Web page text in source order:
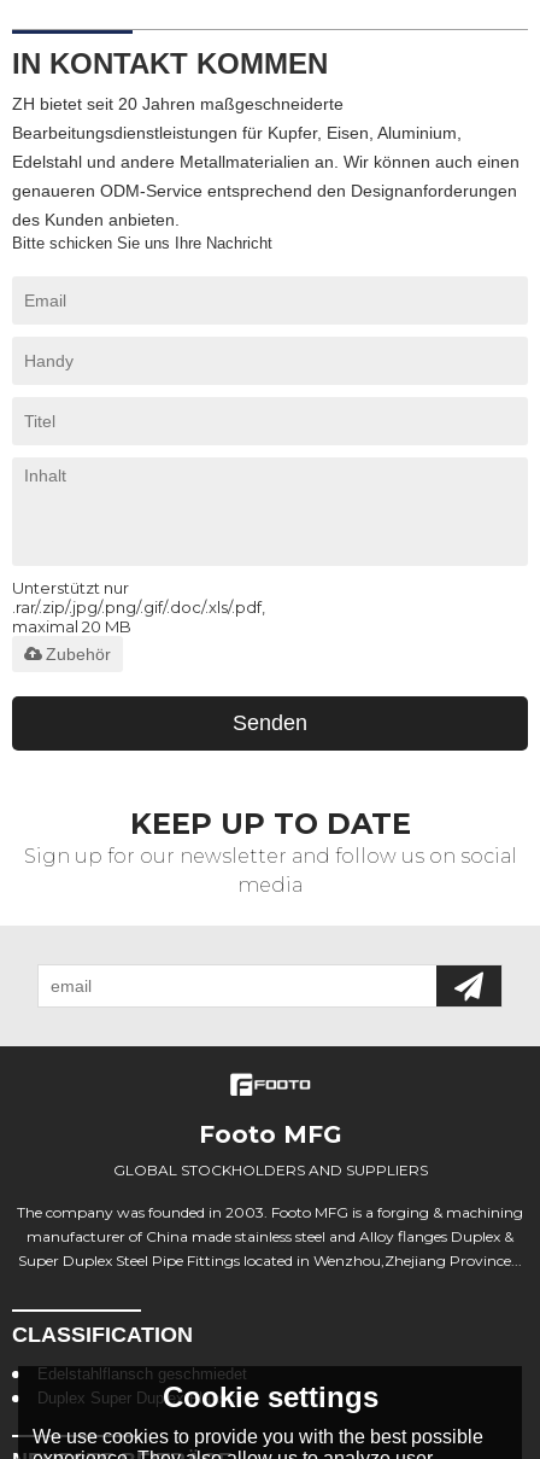
IN KONTAKT KOMMEN
ZH bietet seit 20 Jahren maßgeschneiderte
Bearbeitungsdienstleistungen für Kupfer, Eisen, Aluminium,
Edelstahl und andere Metallmaterialien an. Wir können auch einen
genaueren ODM-Service entsprechend den Designanforderungen
des Kunden anbieten.
Bitte schicken Sie uns Ihre Nachricht
Unterstützt nur
.rar/.zip/.jpg/.png/.gif/.doc/.xls/.pdf,
maximal 20 MB
Zubehör
Senden
KEEP UP TO DATE
Sign up for our newsletter and follow us on social
media
Footo MFG
GLOBAL STOCKHOLDERS AND SUPPLIERS
The company was founded in 2003. Footo MFG is a forging & machining
manufacturer of China made stainless steel and Alloy flanges Duplex &
Super Duplex Steel Pipe Fittings located in Wenzhou,Zhejiang Province...
CLASSIFICATION
Edelstahlflansch geschmiedet
Duplex Super Duplex FlanscheCookie settings
We use cookies to provide you with the best possible